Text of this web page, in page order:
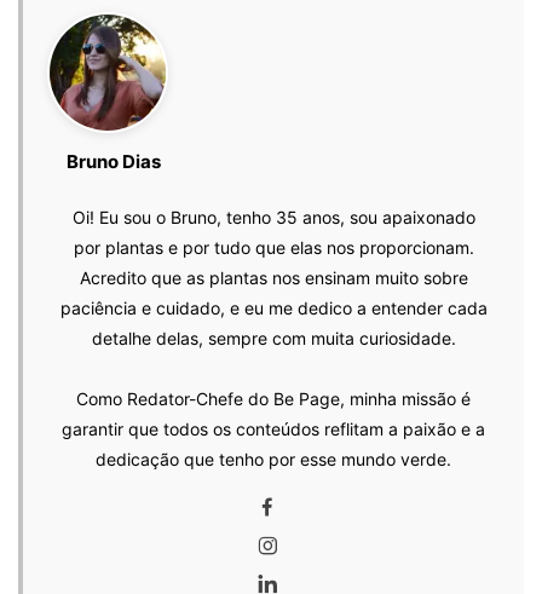
Bruno Dias
Oi! Eu sou o Bruno, tenho 35 anos, sou apaixonado
por plantas e por tudo que elas nos proporcionam.
Acredito que as plantas nos ensinam muito sobre
paciência e cuidado, e eu me dedico a entender cada
detalhe delas, sempre com muita curiosidade.
Como Redator-Chefe do Be Page, minha missão é
garantir que todos os conteúdos reflitam a paixão e a
dedicação que tenho por esse mundo verde.